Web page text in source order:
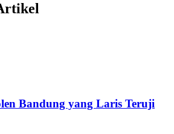
Bandung yang Laris Teruji